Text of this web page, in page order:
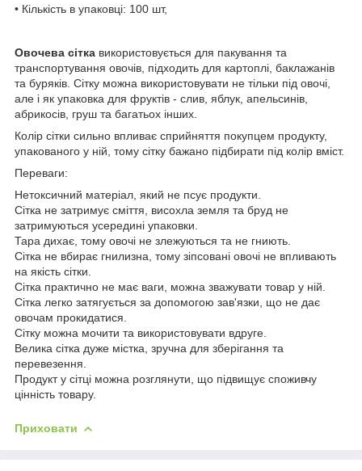
• Кількість в упаковці: 100 шт,
Овочева сітка використовується для пакування та
транспортування овочів, підходить для картоплі, баклажанів
та буряків. Сітку можна використовувати не тільки під овочі,
але і як упаковка для фруктів - слив, яблук, апельсинів,
абрикосів, груш та багатьох інших.
Колір сітки сильно впливає сприйняття покупцем продукту,
упакованого у ній, тому сітку бажано підбирати під колір вміст.
Переваги:
Нетоксичний матеріал, який не псує продукти.
Сітка не затримує сміття, висохла земля та бруд не
затримуються усередині упаковки.
Тара дихає, тому овочі не злежуються та не гниють.
Сітка не вбирає гнилизна, тому зіпсовані овочі не впливають
на якість сітки.
Сітка практично не має ваги, можна зважувати товар у ній.
Сітка легко затягується за допомогою зав'язки, що не дає
овочам прокидатися.
Сітку можна мочити та використовувати вдруге.
Велика сітка дуже містка, зручна для зберігання та
перевезення.
Продукт у сітці можна розглянути, що підвищує споживчу
цінність товару.
Приховати